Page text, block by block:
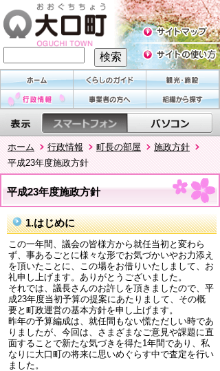
ホーム 行政情報 町長の部屋
施政方針
平成23年度施政方針
平成23年度施政方針
1.はじめに
この一年間、議会の皆様方から就任当初と変わら
ず、事あるごとに様々な形でお気づかいやお力添え
を頂いたことに、この場をお借りいたしまして、お
礼申し上げます。ありがとうございました。
それでは、議長さんのお許しを頂きましたので、平
成23年度当初予算の提案にあたりまして、その概
要と町政運営の基本方針を申し上げます。
昨年の予算編成は、就任間もない慌ただしい時であ
りましたが、今回は、さまざまなご意見や課題に直
面することで新たな気づきを得た1年間であり、私
なりに大口町の将来に思いめぐらす中で査定を行い
ました。